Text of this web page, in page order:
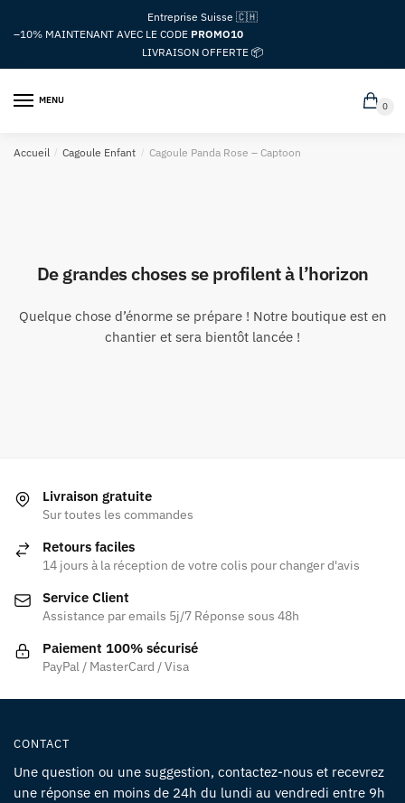
navigation
au
Entreprise Suisse 🇨🇭
–10% MAINTENANT AVEC LE CODE PROMO10
LIVRAISON OFFERTE 📦
MENU
0
Accueil / Cagoule Enfant / Cagoule Panda Rose – Captoon
De grandes choses se profilent à l’horizon
Quelque chose d’énorme se prépare ! Notre boutique est en
chantier et sera bientôt lancée !
Livraison gratuite
Sur toutes les commandes
Retours faciles
14 jours à la réception de votre colis pour changer d'avis
Service Client
Assistance par emails 5j/7 Réponse sous 48h
Paiement 100% sécurisé
PayPal / MasterCard / Visa
CONTACT
Une question ou une suggestion, contactez-nous et recevrez
une réponse en moins de 24h du lundi au vendredi entre 9h